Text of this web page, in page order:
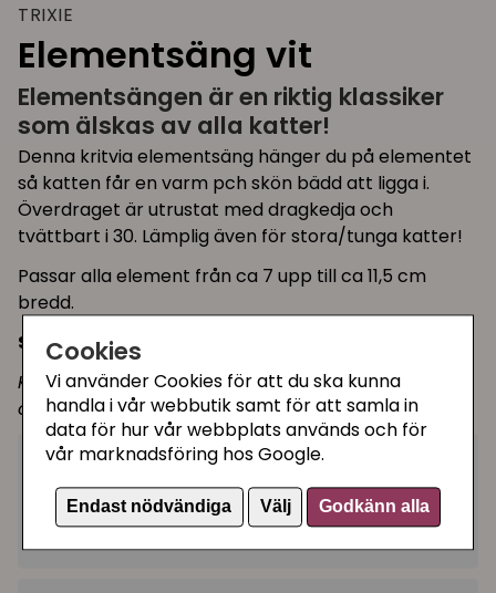
Cookies
Vi använder Cookies för att du ska kunna
handla i vår webbutik samt för att samla in
data för hur vår webbplats används och för
vår marknadsföring hos Google.
Endast nödvändiga Välj Godkänn alla
TRIXIE
Elementsäng vit
Elementsängen är en riktig klassiker
som älskas av alla katter!
Denna kritvia elementsäng hänger du på elementet
så katten får en varm pch skön bädd att ligga i.
Överdraget är utrustat med dragkedja och
tvättbart i 30. Lämplig även för stora/tunga katter!
Passar alla element från ca 7 upp till ca 11,5 cm
bredd.
Storlek:45x31x24 cm.
Kom ihåg att kolla ditt element så att det "får
övertäckas" utan brandrisk.
209 kr − + Köp
I lager, leveranstid 1-3 vardagar